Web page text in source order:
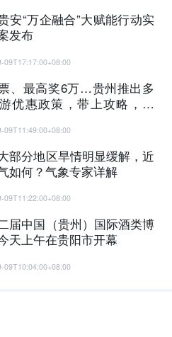
安“万企融合”大赋能行动实
发布
09T17:17:00+08:00
、最高奖6万…贵州推出多
优惠政策，带上攻略，出
09T11:49:00+08:00
部分地区旱情明显缓解，近
如何？气象专家详解
09T11:22:00+08:00
届中国（贵州）国际酒类博
天上午在贵阳市开幕
09T10:04:00+08:00